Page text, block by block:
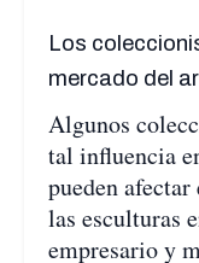
Los
mercado del
Algunos
tal influencia
pueden
las esculturas
empresario y